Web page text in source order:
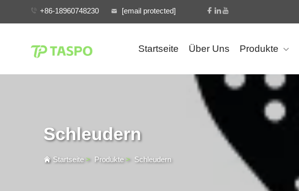
+86-18960748230 [email protected]
Startseite Über Uns Produkte
Schleudern
Startseite> Produkte> Schleudern